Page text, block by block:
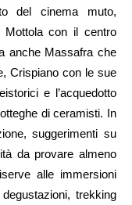
del cinema muto,
Mottola con il centro
anche Massafra che
Crispiano con le sue
e l’acquedotto
di ceramisti. In
suggerimenti su
da provare almeno
alle immersioni
trekking